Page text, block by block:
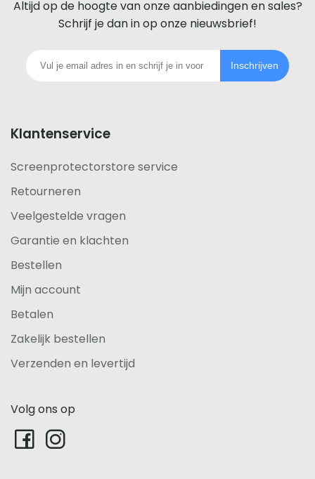
iedere
telefoon
Altijd op de hoogte van onze aanbiedingen en sales?
Schrijf je dan in op onze nieuwsbrief!
Inschrijven
Klantenservice
Screenprotectorstore service
Retourneren
Veelgestelde vragen
Garantie en klachten
Bestellen
Mijn account
Betalen
Zakelijk bestellen
Verzenden en levertijd
Volg ons op